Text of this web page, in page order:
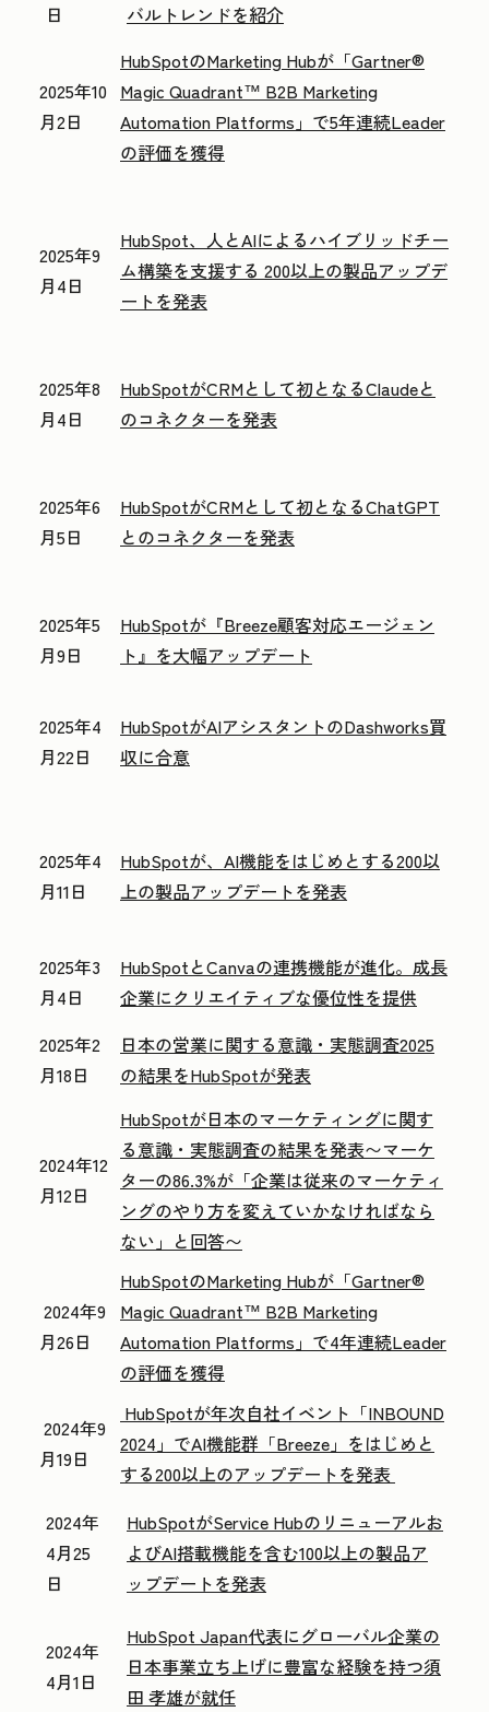
日
バルトレンドを紹介
2025年10
月2日
HubSpotのMarketing Hubが「Gartner®
Magic Quadrant™ B2B Marketing
Automation Platforms」で5年連続Leader
の評価を獲得
2025年9
月4日
HubSpot、人とAIによるハイブリッドチー
ム構築を支援する 200以上の製品アップデ
ートを発表
2025年8
月4日
HubSpotがCRMとして初となるClaudeと
のコネクターを発表
2025年6
月5日
HubSpotがCRMとして初となるChatGPT
とのコネクターを発表
2025年5
月9日
HubSpotが『Breeze顧客対応エージェン
ト』を大幅アップデート
2025年4
月22日
HubSpotがAIアシスタントのDashworks買
収に合意
2025年4
月11日
HubSpotが、AI機能をはじめとする200以
上の製品アップデートを発表
2025年3
月4日
HubSpotとCanvaの連携機能が進化。成長
企業にクリエイティブな優位性を提供
2025年2
月18日
日本の営業に関する意識・実態調査2025
の結果をHubSpotが発表
2024年12
月12日
HubSpotが日本のマーケティングに関す
る意識・実態調査の結果を発表〜マーケ
ターの86.3%が「企業は従来のマーケティ
ングのやり方を変えていかなければなら
ない」と回答〜
2024年9
月26日
HubSpotのMarketing Hubが「Gartner®
Magic Quadrant™ B2B Marketing
Automation Platforms」で4年連続Leader
の評価を獲得
2024年9
月19日
HubSpotが年次自社イベント「INBOUND
2024」でAI機能群「Breeze」をはじめと
する200以上のアップデートを発表
2024年
4月25
日
HubSpotがService Hubのリニューアルお
よびAI搭載機能を含む100以上の製品ア
ップデートを発表
2024年
4月1日
HubSpot Japan代表にグローバル企業の
日本事業立ち上げに豊富な経験を持つ須
田 孝雄が就任